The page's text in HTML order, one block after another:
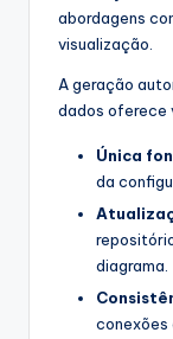
abordagens
visualização.
A geração
dados oferece
Única
da
diagrama.
conexões